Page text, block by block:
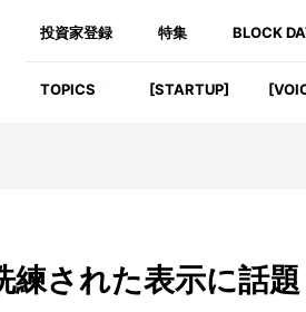
投資家登録 特集 BLOCK
TOPICS [STARTUP]
された表示に話題